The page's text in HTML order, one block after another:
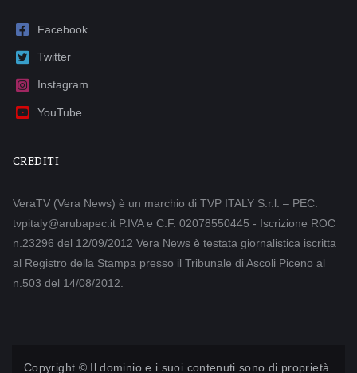
Facebook
Twitter
Instagram
YouTube
CREDITI
VeraTV (Vera News) è un marchio di TVP ITALY S.r.l. – PEC:
tvpitaly@arubapec.it P.IVA e C.F. 02078550445 - Iscrizione ROC
n.23296 del 12/09/2012 Vera News è testata giornalistica iscritta
al Registro della Stampa presso il Tribunale di Ascoli Piceno al
n.503 del 14/08/2012.
Copyright © Il dominio e i suoi contenuti sono di proprietà